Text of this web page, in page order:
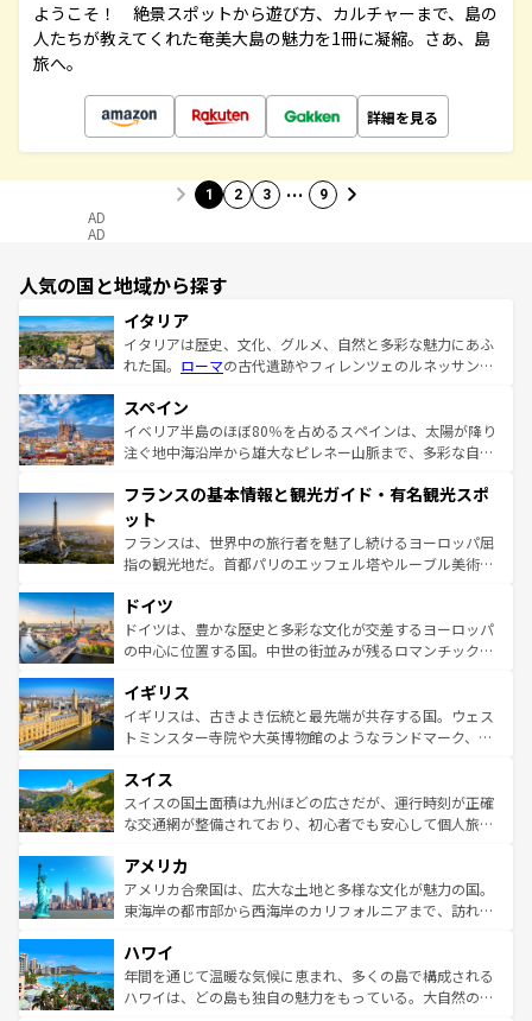
ようこそ！ 絶景スポットから遊び方、カルチャーまで、島の
人たちが教えてくれた奄美大島の魅力を1冊に凝縮。さあ、島
旅へ。
詳細を見る
1 2 3 … 9
AD
AD
人気の国と地域から探す
イタリア
イタリアは歴史、文化、グルメ、自然と多彩な魅力にあふ
れた国。 ローマの古代遺跡やフィレンツェのルネッサンス
ろん、トスカーナの美しい田園風景やアマルフィ海岸の絶
景など、自然景観も見逃せない。観光の合間には、本場の
ピザやパスタなど、絶品のイタリア料理を堪能することも
ませてくれるイタリアで、忘れられない旅をしてみよう！
なお、新着のイタリア情報は
しい。
スペイン
イベリア半島のほぼ80％を占めるスペインは、太陽が降り
注ぐ地中海沿岸から雄大なピレネー山脈まで、多彩な自然
文化が根付くこの国では、情熱的なフラメンコ、熱気あふ
れる闘牛、そして美味しいタパスが生活の一部となってい
る。首都マドリードの洗練された雰囲気や、バルセロナの
アートに溢れた街角から、地方では古代ローマ遺跡や中世
せる。地方によって風土や気候が異なるスペインはその個
性で訪れる人を魅了する。 なお、新着のスペイン情報は コ
ンテンツ一覧を参照してほしい。
フランスの基本情報と観光ガイド・有名観光スポ
ット
フランスは、世界中の旅行者を魅了し続けるヨーロッパ屈
指の観光地だ。首都パリのエッフェル塔やルーブル美術館
で、幅広い魅力が詰まっている。華麗な宮殿、歴史的な大
聖堂、美しいビーチ、そして豊かな自然が、訪れる者を心
から魅了する。また、フランスは美食の国としても知ら
いる。シャンパンの発祥地であるランス、プロヴァンスの
香り高いラベンダー畑など、多彩な楽しみ方が可能だ。さ
らに、パリ以外の地域にも魅力が溢れており、どの街角に
れる地方に足を運ぶとそれぞれで全く異なる文化を体験で
きるだろう。 なお、新着のフランス情報はコンテンツ一覧
を参照してほしい。
ドイツ
ドイツは、豊かな歴史と多彩な文化が交差するヨーロッパ
の中心に位置する国。中世の街並みが残るロマンチック街
顔を持つこの国は、どこを歩いても飽きることがない。ベ
ルリンの文化的活気、バイエルン州のアルプスの絶景、そ
してライン川沿いのワイン畑といった風景は必見。ビール
は、お酒好きな人にはぜひ体験してほしい。 なお、新着の
ドイツ情報はコンテンツ一覧を参照してほしい。
イギリス
イギリスは、古きよき伝統と最先端が共存する国。ウェス
トミンスター寺院や大英博物館のようなランドマーク、歴
リアごとに異なる魅力がある。また、優雅なアフタヌーン
ティー、ビール好きにはたまらない英国パブ、サッカー観
戦など、本場だからこそできる体験も豊富。イギリスを旅
ンツ一覧を参照してほしい。
スイス
スイスの国土面積は九州ほどの広さだが、運行時刻が正確
な交通網が整備されており、初心者でも安心して個人旅行
の建物がそのまま残る町や、スイスならではのユニークな
博物館もあり、アルプス観光だけでなく町歩きも満喫する
ことができる。国民の所得が高いため物価も高いが、旅行
ば市内交通費無料で観光を楽しむこともできる。 なお、新
着のスイス情報はコンテンツ一覧 を参照してほしい。
アメリカ
アメリカ合衆国は、広大な土地と多様な文化が魅力の国。
東海岸の都市部から西海岸のカリフォルニアまで、訪れる
のような巨大都市は、観光、ショッピング、エンターテイ
ンメントが詰まった刺激的なスポットだ。一方、アメリカ
西部には大自然が広がり、グランドキャニオンやイエロー
ハワイ
年間を通じて温暖な気候に恵まれ、多くの島で構成される
ハワイは、どの島も独自の魅力をもっている。大自然の神